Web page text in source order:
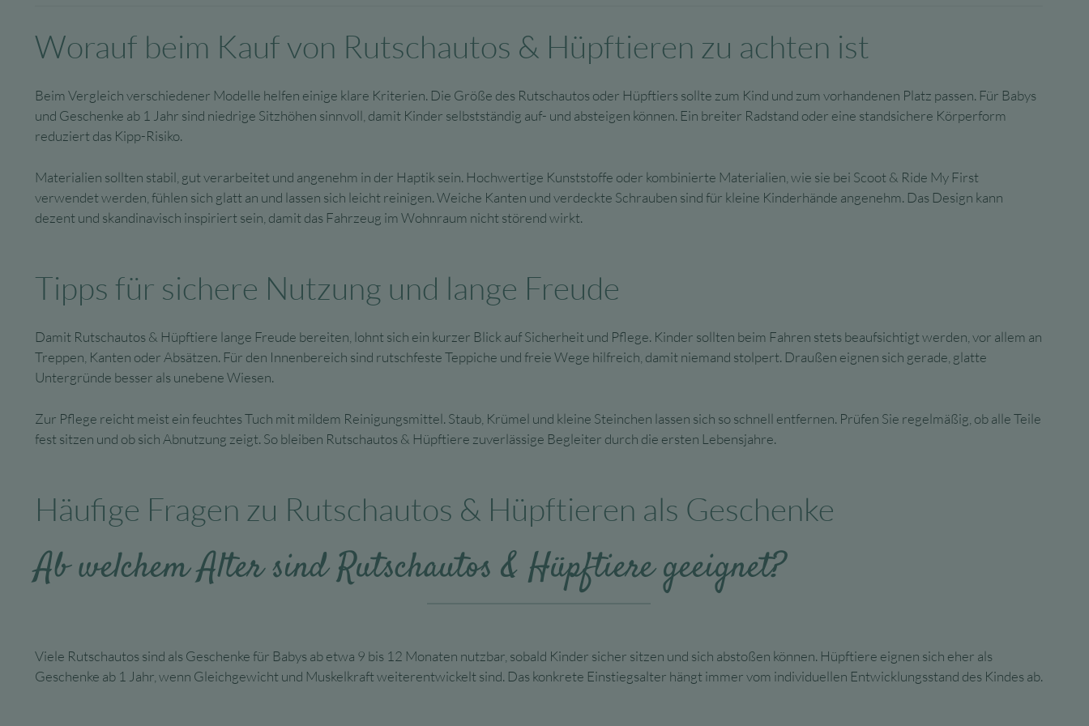
Worauf beim Kauf von Rutschautos & Hüpftieren zu achten ist
Beim Vergleich verschiedener Modelle helfen einige klare Kriterien. Die Größe des Rutschautos oder Hüpftiers sollte zum Kind und zum vorhandenen Platz passen. Für Babys
und Geschenke ab 1 Jahr sind niedrige Sitzhöhen sinnvoll, damit Kinder selbstständig auf- und absteigen können. Ein breiter Radstand oder eine standsichere Körperform
reduziert das Kipp-Risiko.
Materialien sollten stabil, gut verarbeitet und angenehm in der Haptik sein. Hochwertige Kunststoffe oder kombinierte Materialien, wie sie bei Scoot & Ride My First
verwendet werden, fühlen sich glatt an und lassen sich leicht reinigen. Weiche Kanten und verdeckte Schrauben sind für kleine Kinderhände angenehm. Das Design kann
dezent und skandinavisch inspiriert sein, damit das Fahrzeug im Wohnraum nicht störend wirkt.
Tipps für sichere Nutzung und lange Freude
Damit Rutschautos & Hüpftiere lange Freude bereiten, lohnt sich ein kurzer Blick auf Sicherheit und Pflege. Kinder sollten beim Fahren stets beaufsichtigt werden, vor allem an
Treppen, Kanten oder Absätzen. Für den Innenbereich sind rutschfeste Teppiche und freie Wege hilfreich, damit niemand stolpert. Draußen eignen sich gerade, glatte
Untergründe besser als unebene Wiesen.
Zur Pflege reicht meist ein feuchtes Tuch mit mildem Reinigungsmittel. Staub, Krümel und kleine Steinchen lassen sich so schnell entfernen. Prüfen Sie regelmäßig, ob alle Teile
fest sitzen und ob sich Abnutzung zeigt. So bleiben Rutschautos & Hüpftiere zuverlässige Begleiter durch die ersten Lebensjahre.
Häufige Fragen zu Rutschautos & Hüpftieren als Geschenke
Ab welchem Alter sind Rutschautos & Hüpftiere geeignet?
Viele Rutschautos sind als Geschenke für Babys ab etwa 9 bis 12 Monaten nutzbar, sobald Kinder sicher sitzen und sich abstoßen können. Hüpftiere eignen sich eher als
Geschenke ab 1 Jahr, wenn Gleichgewicht und Muskelkraft weiterentwickelt sind. Das konkrete Einstiegsalter hängt immer vom individuellen Entwicklungsstand des Kindes ab.